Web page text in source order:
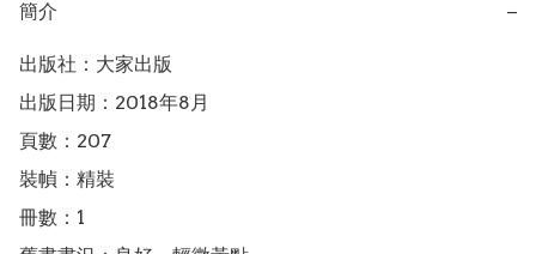
簡介 −
出版社：大家出版
出版日期：2018年8月
頁數：207
裝幀：精裝
冊數：1